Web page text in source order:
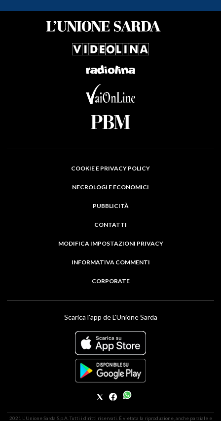
COOKIE E PRIVACY POLICY
NECROLOGI E ECONOMICI
PUBBLICITÀ
CONTATTI
MODIFICA IMPOSTAZIONI PRIVACY
INFORMATIVA COMMENTI
CORPORATE
Scarica l'app de L'Unione Sarda
2021 L'Unione Sarda S.p.A. Tutti i diritti riservati. É vietata la riproduzione, anche parziale e